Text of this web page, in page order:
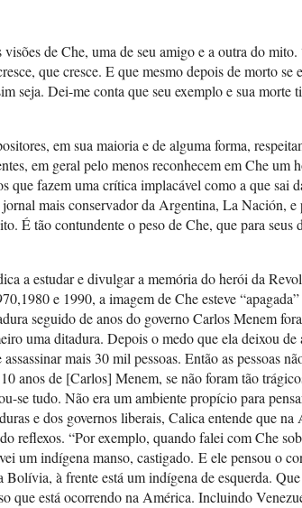
de Che, uma de seu amigo e a outra do
que cresce. E que mesmo depois de morto se
seja. Dei-me conta que seu exemplo e sua morte
em sua maioria e de alguma forma,
em geral pelo menos reconhecem em Che um
que fazem uma crítica implacável como a que sai
mais conservador da Argentina, La Nación, e
É tão contundente o peso de Che, que para seus
a estudar e divulgar a memória do herói da
e 1990, a imagem de Che esteve
seguido de anos do governo Carlos Menem
uma ditadura. Depois o medo que ela deixou
mais 30 mil pessoas. Então as pessoas
anos de [Carlos] Menem, se não foram tão
se tudo. Não era um ambiente propício para
e dos governos liberais, Calica entende que
reflexos. “Por exemplo, quando falei com Che
um indígena manso, castigado. E ele pensou o
à frente está um indígena de esquerda.
que está ocorrendo na América. Incluindo